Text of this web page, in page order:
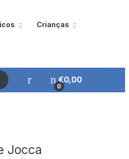
Crianças
0
€0,00
Jocca